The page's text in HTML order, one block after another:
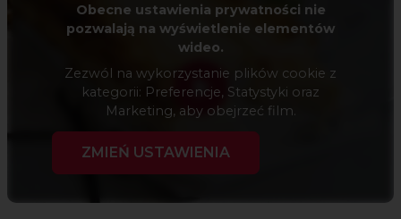
Obecne ustawienia prywatności nie
pozwalają na wyświetlenie elementów
wideo.
Zezwól na wykorzystanie plików cookie z
kategorii: Preferencje, Statystyki oraz
Marketing, aby obejrzeć film.
ZMIEŃ USTAWIENIA